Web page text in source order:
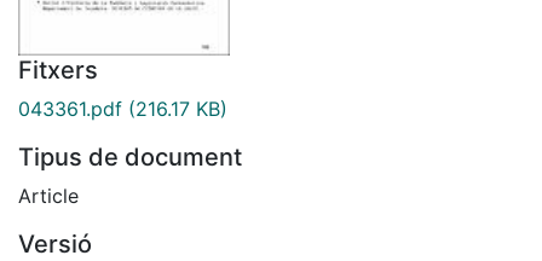
Fitxers
043361.pdf (216.17 KB)
Tipus de document
Article
Versió